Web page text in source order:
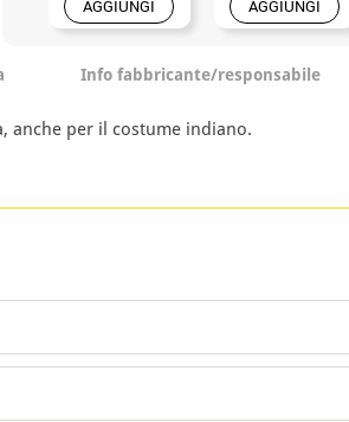
AGGIUNGI AGGIUNGI
Info fabbricante/responsabile
anche per il costume indiano.